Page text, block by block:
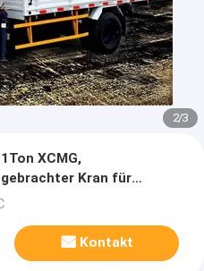
2/3
XCMG,
Kran für
Kontakt